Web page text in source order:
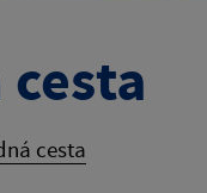
cesta